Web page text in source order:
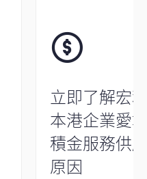
立即了解宏
本港企業愛
積金服務供
原因